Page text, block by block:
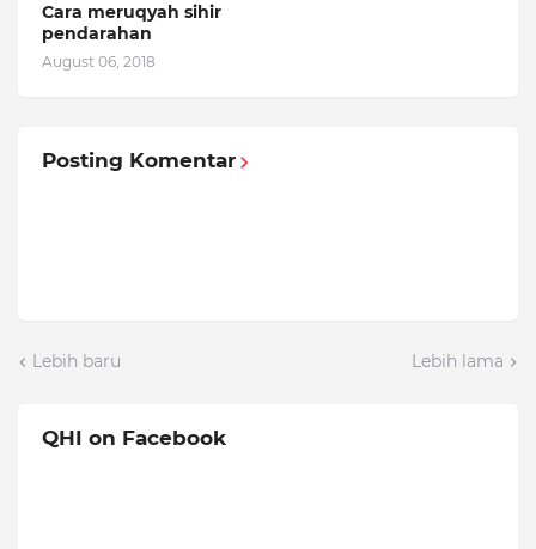
Cara meruqyah sihir
pendarahan
August 06, 2018
Posting Komentar
Lebih baru Lebih lama
QHI on Facebook